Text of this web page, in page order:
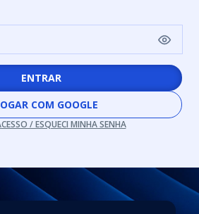
ENTRAR
COM GOOGLE
/ ESQUECI MINHA SENHA